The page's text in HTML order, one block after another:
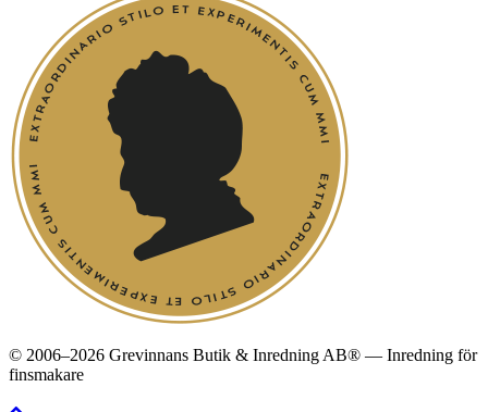
© 2006–2026 Grevinnans Butik & Inredning AB® — Inredning för
finsmakare